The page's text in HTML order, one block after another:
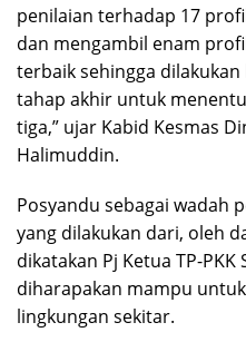
penilaian terhadap 17
dan mengambil enam
terbaik sehingga
tahap akhir untuk
tiga,” ujar Kabid Kesmas
Halimuddin.
Posyandu sebagai wadah
yang dilakukan dari, oleh
dikatakan Pj Ketua TP-
diharapakan mampu
lingkungan sekitar.